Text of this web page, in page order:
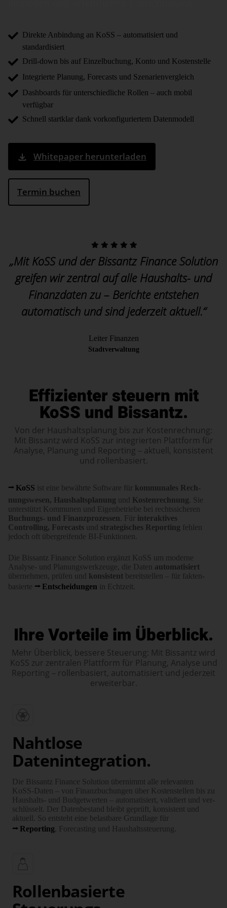
Direkte Anbindung an KoSS – automatisiert und
standardisiert
Drill-down bis auf Einzelbuchung, Konto und Kostenstelle
Integrierte Planung, Forecasts und Szenarienvergleich
Dashboards für unterschiedliche Rollen – auch mobil
verfügbar
Schnell startklar dank vorkonfiguriertem Datenmodell
Whitepaper herunterladen
Termin buchen
„Mit KoSS und der Bissantz Finance Solution
greifen wir zentral auf alle Haushalts- und
Finanzdaten zu – Berichte entstehen
automatisch und sind jederzeit aktuell.“
Leiter Finanzen
Stadtverwaltung
Effizienter steuern mit
KoSS und Bissantz.
Von der Haushaltsplanung bis zur Kostenrechnung:
Mit Bissantz wird KoSS zur integrierten Plattform für
Analyse, Planung und Reporting – aktuell, konsistent
und rollenbasiert.
KoSS ist eine bewährte Software für kommu­nales Rech­
nungs­wesen, Haus­halts­planung und Kosten­rechnung . Sie
unterstützt Kommunen und Eigen­betriebe bei rechts­sicheren
Buchungs- und Finanz­prozessen . Für interaktives
Controlling, Forecasts und strategisches Reporting fehlen
jedoch oft übergreifende BI-Funktionen.
Die Bissantz Finance Solution ergänzt KoSS um moderne
Analyse- und Planungs­werk­zeuge, die Daten automatisiert
übernehmen, prüfen und konsistent bereit­stellen – für fakten­
basierte
Entschei­dungen in Echtzeit.
Ihre Vorteile im Überblick.
Mehr Überblick, bessere Steuerung: Mit Bissantz wird
KoSS zur zentralen Plattform für Planung, Analyse und
Reporting – rollenbasiert, automatisiert und jederzeit
erweiterbar.
Nahtlose
Datenintegration.
Die Bissantz Finance Solution übernimmt alle rele­vanten
KoSS-Daten – von Finanz­buchungen über Kosten­stellen bis zu
Haushalts- und Budget­werten – automatisiert, validiert und ver­
schlüsselt. Der Daten­bestand bleibt geprüft, konsistent und
aktuell. So entsteht eine belast­bare Grund­lage für
Reporting, Fore­casting und Haushalts­steuerung.
Rollenbasierte